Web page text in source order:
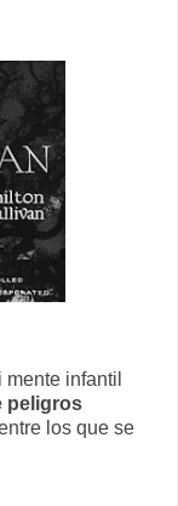
infantil
peligros
los que se